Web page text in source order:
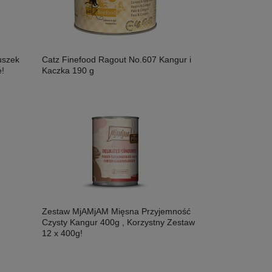
Catz Finefood Ragout No.607 Kangur i
Kaczka 190 g
Zestaw MjAMjAM Mięsna Przyjemność
Czysty Kangur 400g , Korzystny Zestaw
12 x 400g!